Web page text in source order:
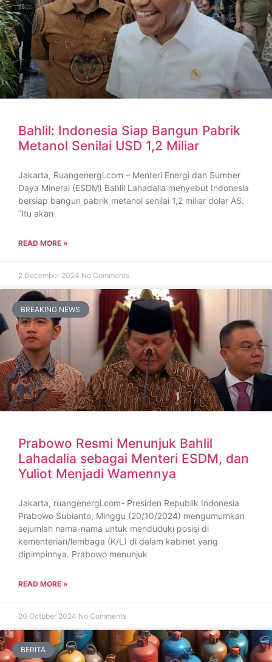
Bahlil: Indonesia Siap Bangun Pabrik
Metanol Senilai USD 1,2 Miliar
Jakarta, Ruangenergi.com – Menteri Energi dan Sumber
Daya Mineral (ESDM) Bahlil Lahadalia menyebut Indonesia
bersiap bangun pabrik metanol senilai 1,2 miliar dolar AS.
“Itu akan
READ MORE »
2 December 2024 No Comments
BREAKING NEWS
Prabowo Resmi Menunjuk Bahlil
Lahadalia sebagai Menteri ESDM, dan
Yuliot Menjadi Wamennya
Jakarta, ruangenergi.com- Presiden Republik Indonesia
Prabowo Subianto, Minggu (20/10/2024) mengumumkan
sejumlah nama-nama untuk menduduki posisi di
kementerian/lembaga (K/L) di dalam kabinet yang
dipimpinnya. Prabowo menunjuk
READ MORE »
20 October 2024 No Comments
BERITA